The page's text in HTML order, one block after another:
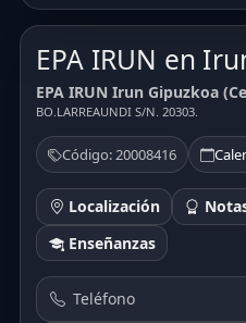
EPA IRUN en
EPA IRUN Irun Gipuzkoa
BO.LARREAUNDI S/N. 20303.
Código: 20008416
Localización
Enseñanzas
Teléfono